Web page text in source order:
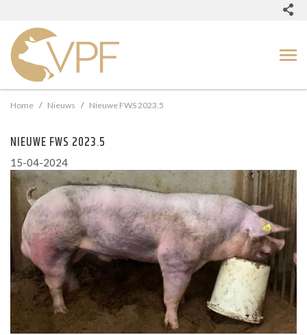
Home Nieuws Nieuwe FWS 2023.5
NIEUWE FWS 2023.5
15-04-2024